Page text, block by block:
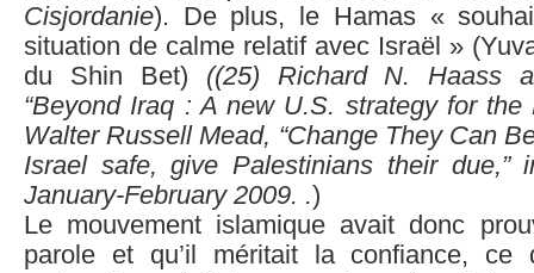
Cisjordanie). De plus, le Hamas «
situation de calme relatif avec Israël »
du Shin Bet) ((25) Richard N. Haass
“Beyond Iraq : A new U.S. strategy for the
Walter Russell Mead, “Change They Can
Israel safe, give Palestinians their due,”
January-February 2009. .)
Le mouvement islamique avait donc
parole et qu’il méritait la confiance,